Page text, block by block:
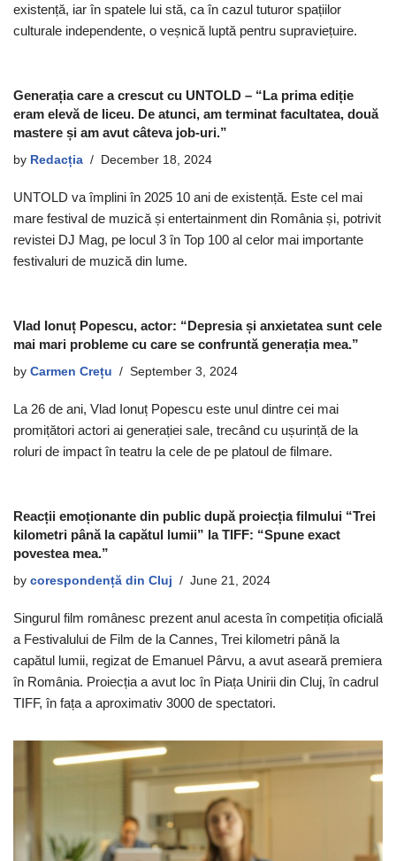
existență, iar în spatele lui stă, ca în cazul tuturor spațiilor
culturale independente, o veșnică luptă pentru supraviețuire.
Generația care a crescut cu UNTOLD – “La prima ediție
eram elevă de liceu. De atunci, am terminat facultatea, două
mastere și am avut câteva job-uri.”
by Redacția December 18, 2024
UNTOLD va împlini în 2025 10 ani de existență. Este cel mai
mare festival de muzică și entertainment din România și, potrivit
revistei DJ Mag, pe locul 3 în Top 100 al celor mai importante
festivaluri de muzică din lume.
Vlad Ionuț Popescu, actor: “Depresia și anxietatea sunt cele
mai mari probleme cu care se confruntă generația mea.”
by Carmen Crețu September 3, 2024
La 26 de ani, Vlad Ionuț Popescu este unul dintre cei mai
promițători actori ai generației sale, trecând cu ușurință de la
roluri de impact în teatru la cele de pe platoul de filmare.
Reacții emoționante din public după proiecția filmului “Trei
kilometri până la capătul lumii” la TIFF: “Spune exact
povestea mea.”
by corespondență din Cluj June 21, 2024
Singurul film românesc prezent anul acesta în competiția oficială
a Festivalului de Film de la Cannes, Trei kilometri până la
capătul lumii, regizat de Emanuel Pârvu, a avut aseară premiera
în România. Proiecția a avut loc în Piața Unirii din Cluj, în cadrul
TIFF, în fața a aproximativ 3000 de spectatori.